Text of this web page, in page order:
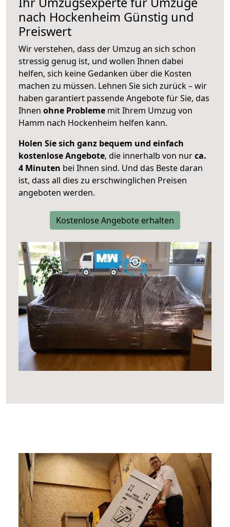
nach Hockenheim Günstig und
Preiswert
Wir verstehen, dass der Umzug an sich schon
stressig genug ist, und wollen Ihnen dabei
helfen, sich keine Gedanken über die Kosten
machen zu müssen. Lehnen Sie sich zurück – wir
haben garantiert passende Angebote für Sie, das
Ihnen ohne Probleme mit Ihrem Umzug von
Hamm nach Hockenheim helfen kann.
Holen Sie sich ganz bequem und einfach
kostenlose Angebote, die innerhalb von nurca.
4 Minuten bei Ihnen sind. Und das Beste daran
ist, dass all dies zu erschwinglichen Preisen
angeboten werden.
Kostenlose Angebote erhalten